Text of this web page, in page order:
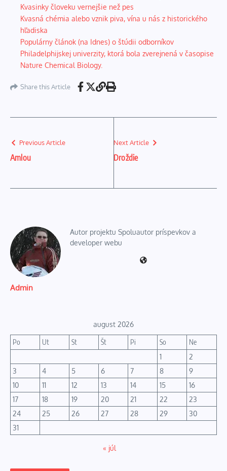
Kvasinky človeku vernejšie než pes
Kvasná chémia alebo vznik piva, vína u nás z historického
hľadiska
Populárny článok (na Idnes) o štúdii odborníkov
Philadelphijskej univerzity, ktorá bola zverejnená v časopise
Nature Chemical Biology.
Share this Article
Previous Article
Amlou
Next Article
Droždie
Admin
Autor projektu Spoluautor príspevkov a
developer webu
august 2026
Po Ut St Št Pi So
Ne
1
2
3
4 5 6 7 8
9
10
11 12 13 14 15
16
17
18 19 20 21 22
23
24
25 26 27 28 29
30
31
« júl